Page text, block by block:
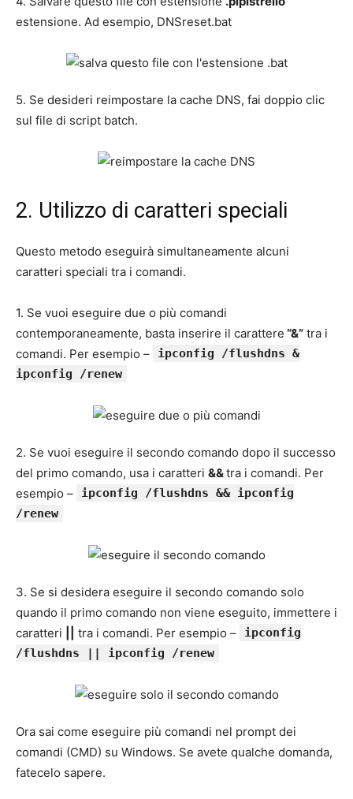
estensione. Ad esempio, DNSreset.bat
5. Se desideri reimpostare la cache DNS, fai doppio clic
sul file di script batch.
2. Utilizzo di caratteri speciali
Questo metodo eseguirà simultaneamente alcuni
caratteri speciali tra i comandi.
1. Se vuoi eseguire due o più comandi
contemporaneamente, basta inserire il carattere “&” tra i
comandi. Per esempio –
ipconfig /flushdns &
ipconfig /renew
2. Se vuoi eseguire il secondo comando dopo il successo
del primo comando, usa i caratteri &&tra i comandi. Per
esempio –
ipconfig /flushdns && ipconfig
/renew
3. Se si desidera eseguire il secondo comando solo
quando il primo comando non viene eseguito, immettere i
caratteri
tra i comandi. Per esempio –
ipconfig
/flushdns || ipconfig /renew
Ora sai come eseguire più comandi nel prompt dei
comandi (CMD) su Windows. Se avete qualche domanda,
fatecelo sapere.